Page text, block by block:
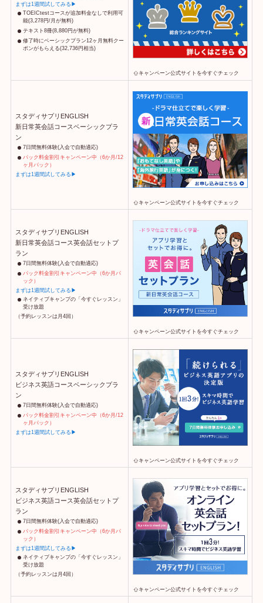
まずは1週間試してみる▶
TOEICtestコースが追加料金なしで利用可
能(3,278円/月が無料)
テキスト8冊(8,880円が無料)
修了時にベーシックプラン12ヶ月無料クー
ポンがもらえる(32,736円相当)
キャンペーン公式サイトを今すぐチェック
スタディサプリENGLISH
新日常英会話コースベーシックプラ
ン
7日間無料体験(入会で自動適応)
パック料金割引キャンペーン中（6か月/12
ヶ月パック）
まずは1週間試してみる▶
キャンペーン公式サイトを今すぐチェック
スタディサプリENGLISH
新日常英会話コース英会話セットプ
ラン
7日間無料体験(入会で自動適応)
パック料金割引キャンペーン中（6か月パ
ック）
まずは1週間試してみる▶
ネイティブキャンプの「今すぐレッスン」
受け放題
（予約レッスンは月4回）
キャンペーン公式サイトを今すぐチェック
スタディサプリENGLISH
ビジネス英語コースベーシックプラ
ン
7日間無料体験(入会で自動適応)
パック料金割引キャンペーン中（6か月/12
ヶ月パック）
まずは1週間試してみる▶
キャンペーン公式サイトを今すぐチェック
スタディサプリENGLISH
ビジネス英語コース英会話セットプ
ラン
7日間無料体験(入会で自動適応)
パック料金割引キャンペーン中（6か月パ
ック）
まずは1週間試してみる▶
ネイティブキャンプの「今すぐレッスン」
受け放題
（予約レッスンは月4回）
キャンペーン公式サイトを今すぐチェック